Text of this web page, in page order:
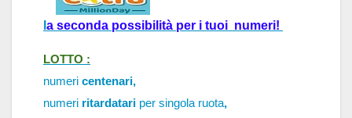
a seconda possibilità per i tuoi  numeri!
LOTTO :
numeri centenari,
numeri ritardatari per singola ruota,